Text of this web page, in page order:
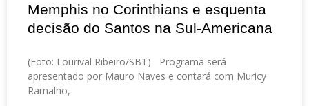
Memphis no Corinthians e esquenta
decisão do Santos na Sul-Americana
(Foto: Lourival Ribeiro/SBT) Programa será
apresentado por Mauro Naves e contará com Muricy
Ramalho,